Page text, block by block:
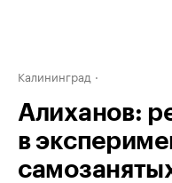
Калининград
Алиханов:
в